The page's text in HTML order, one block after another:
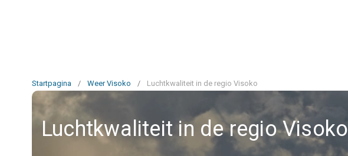
Startpagina / Weer Visoko / Luchtkwaliteit in de regio Visoko
Luchtkwaliteit in de regio Visoko